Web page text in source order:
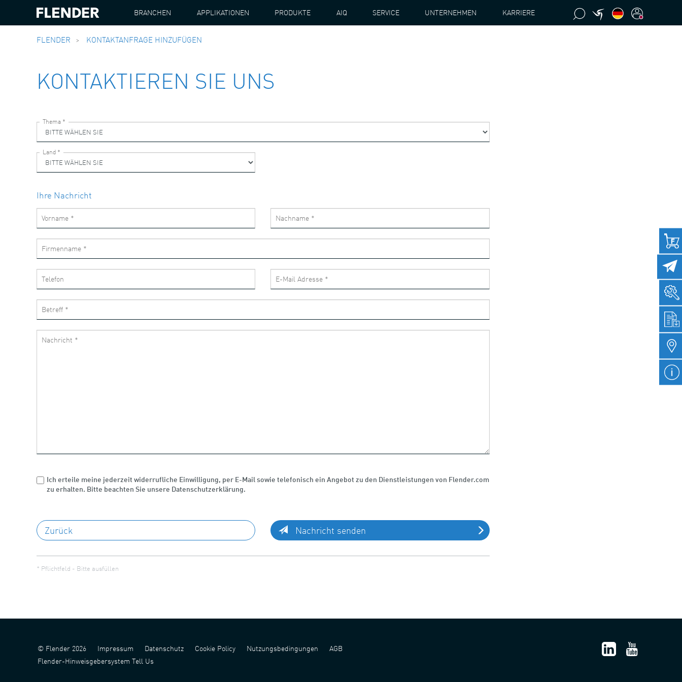
BRANCHEN APPLIKATIONEN PRODUKTE AIQ SERVICE UNTERNEHMEN KARRIERE
FLENDER KONTAKTANFRAGE HINZUFÜGEN
KONTAKTIEREN SIE UNS
Ihre Nachricht
Ich erteile meine jederzeit widerrufliche Einwilligung, per E-Mail sowie telefonisch ein Angebot zu den Dienstleistungen von Flender.com
zu erhalten. Bitte beachten Sie unsere Datenschutzerklärung.
Nachricht senden
* Pflichtfeld - Bitte ausfüllen
© Flender 2026 Impressum Datenschutz Cookie Policy Nutzungsbedingungen
AGB
Flender-Hinweisgebersystem Tell Us